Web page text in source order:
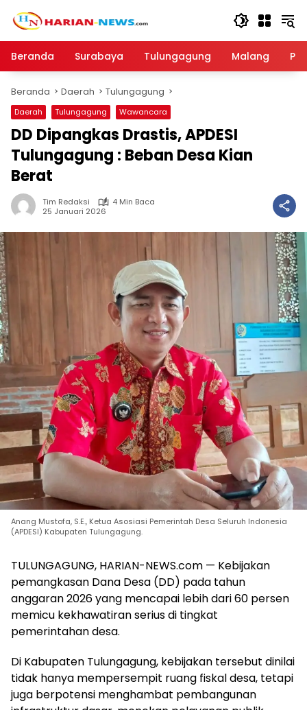
Beranda
Surabaya Tulungagung Malang
Beranda Daerah Tulungagung
Daerah Tulungagung Wawancara
DD Dipangkas Drastis, APDESI
Tulungagung : Beban Desa Kian
Berat
Tim Redaksi
4 Min Baca
25 Januari 2026
Anang Mustofa, S.E., Ketua Asosiasi Pemerintah Desa Seluruh Indonesia
(APDESI) Kabupaten Tulungagung.
TULUNGAGUNG, HARIAN-NEWS.com — Kebijakan
pemangkasan Dana Desa (DD) pada tahun
anggaran 2026 yang mencapai lebih dari 60 persen
memicu kekhawatiran serius di tingkat
pemerintahan desa.
Di Kabupaten Tulungagung, kebijakan tersebut dinilai
tidak hanya mempersempit ruang fiskal desa, tetapi
juga berpotensi menghambat pembangunan